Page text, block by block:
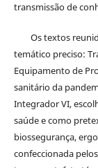
transmissão de
Os textos
temático preciso:
Equipamento de
sanitário da
Integrador VI,
saúde e como
biossegurança,
confeccionada